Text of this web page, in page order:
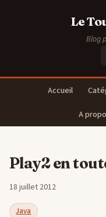
Le
Blog
Accueil
A
Play2 en
18 juillet 2012
Java